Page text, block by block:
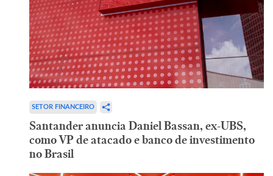
SETOR FINANCEIRO
Santander anuncia Daniel Bassan, ex-UBS,
como VP de atacado e banco de investimento
no Brasil